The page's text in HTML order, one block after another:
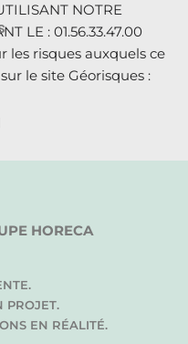
NOTRE
LE : 01.56.33.47.00
les risques auxquels ce
le site Géorisques :
HORECA
PROJET.
EN RÉALITÉ.